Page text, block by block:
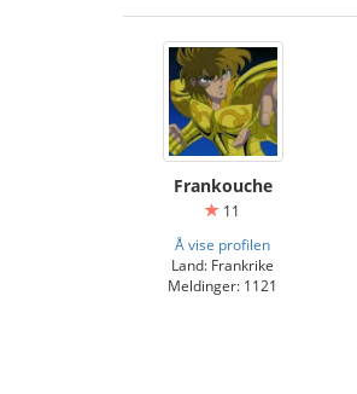
Frankouche
11
Å vise profilen
Land: Frankrike
Meldinger: 1121